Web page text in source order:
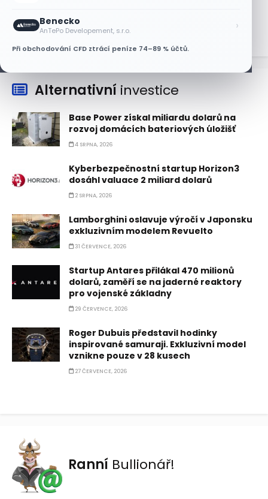
Benecko
AnTePo Developement, s.r.o. ›
Při obchodování CFD ztrácí peníze 74–89 % účtů.
Alternativní investice
Base Power získal miliardu dolarů na
rozvoj domácích bateriových úložišť
4 SRPNA, 2026
Kyberbezpečnostní startup Horizon3
dosáhl valuace 2 miliard dolarů
2 SRPNA, 2026
Lamborghini oslavuje výročí v Japonsku
exkluzivním modelem Revuelto
31 ČERVENCE, 2026
Startup Antares přilákal 470 milionů
dolarů, zaměří se na jaderné reaktory
pro vojenské základny
29 ČERVENCE, 2026
Roger Dubuis představil hodinky
inspirované samuraji. Exkluzivní model
vznikne pouze v 28 kusech
27 ČERVENCE, 2026
Ranní Bullionář!